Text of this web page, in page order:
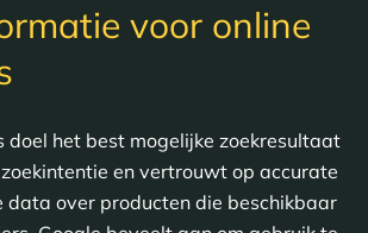
voor online
doel het best mogelijke zoekresultaat
en vertrouwt op accurate
data over producten die beschikbaar